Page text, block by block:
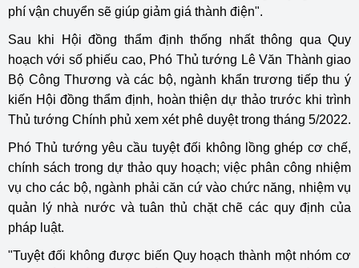
phí vận chuyển sẽ giúp giảm giá thành điện".
Sau khi Hội đồng thẩm định thống nhất thông qua Quy
hoạch với số phiếu cao, Phó Thủ tướng Lê Văn Thành giao
Bộ Công Thương và các bộ, ngành khẩn trương tiếp thu ý
kiến Hội đồng thẩm định, hoàn thiện dự thảo trước khi trình
Thủ tướng Chính phủ xem xét phê duyệt trong tháng 5/2022.
Phó Thủ tướng yêu cầu tuyệt đối không lồng ghép cơ chế,
chính sách trong dự thảo quy hoạch; việc phân công nhiệm
vụ cho các bộ, ngành phải căn cứ vào chức năng, nhiệm vụ
quản lý nhà nước và tuân thủ chặt chẽ các quy định của
pháp luật.
"Tuyệt đối không được biến Quy hoạch thành một nhóm cơ